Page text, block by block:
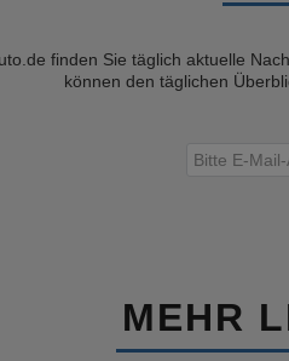
finden Sie täglich aktuelle
können den täglichen
MEHR